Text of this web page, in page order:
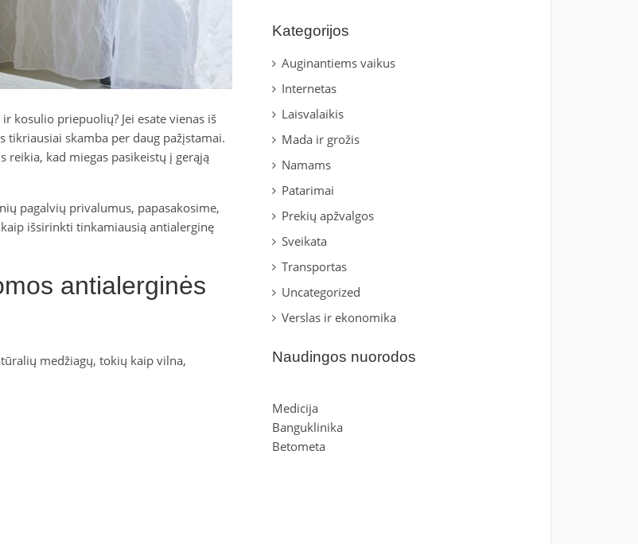
kosulio priepuolių? Jei esate vienas iš
tikriausiai skamba per daug pažįstamai.
reikia, kad miegas pasikeistų į gerąją
pagalvių privalumus, papasakosime,
išsirinkti tinkamiausią antialerginę
antialerginės
medžiagų, tokių kaip vilna,
Kategorijos
Auginantiems vaikus
Internetas
Laisvalaikis
Mada ir grožis
Namams
Patarimai
Prekių apžvalgos
Sveikata
Transportas
Uncategorized
Verslas ir ekonomika
Naudingos nuorodos
Medicija
Banguklinika
Betometa